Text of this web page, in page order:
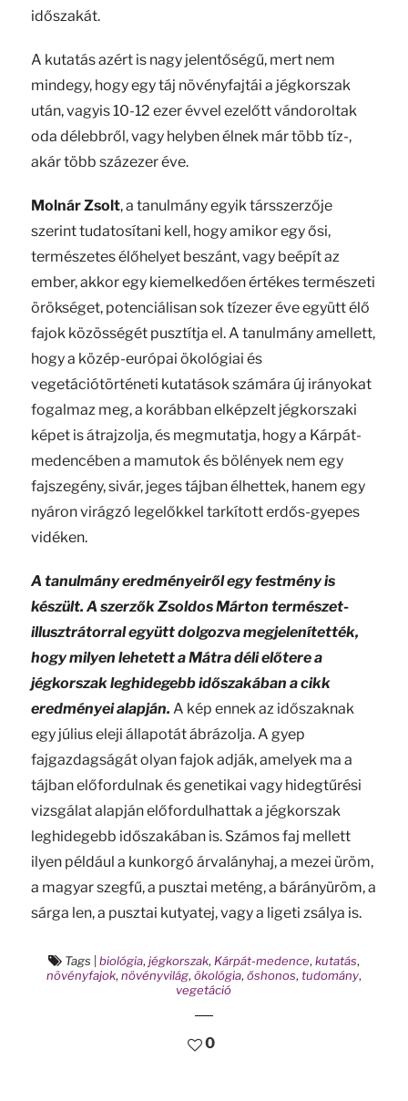
időszakát.
A kutatás azért is nagy jelentőségű, mert nem
mindegy, hogy egy táj növényfajtái a jégkorszak
után, vagyis 10-12 ezer évvel ezelőtt vándoroltak
oda délebbről, vagy helyben élnek már több tíz-,
akár több százezer éve.
Molnár Zsolt, a tanulmány egyik társszerzője
szerint tudatosítani kell, hogy amikor egy ősi,
természetes élőhelyet beszánt, vagy beépít az
ember, akkor egy kiemelkedően értékes természeti
örökséget, potenciálisan sok tízezer éve együtt élő
fajok közösségét pusztítja el. A tanulmány amellett,
hogy a közép-európai ökológiai és
vegetációtörténeti kutatások számára új irányokat
fogalmaz meg, a korábban elképzelt jégkorszaki
képet is átrajzolja, és megmutatja, hogy a Kárpát-
medencében a mamutok és bölények nem egy
fajszegény, sivár, jeges tájban élhettek, hanem egy
nyáron virágzó legelőkkel tarkított erdős-gyepes
vidéken.
A tanulmány eredményeiről egy festmény is
készült. A szerzők Zsoldos Márton természet-
illusztrátorral együtt dolgozva megjelenítették,
hogy milyen lehetett a Mátra déli előtere a
jégkorszak leghidegebb időszakában a cikk
eredményei alapján. A kép ennek az időszaknak
egy július eleji állapotát ábrázolja. A gyep
fajgazdagságát olyan fajok adják, amelyek ma a
tájban előfordulnak és genetikai vagy hidegtűrési
vizsgálat alapján előfordulhattak a jégkorszak
leghidegebb időszakában is. Számos faj mellett
ilyen például a kunkorgó árvalányhaj, a mezei üröm,
a magyar szegfű, a pusztai meténg, a bárányüröm, a
sárga len, a pusztai kutyatej, vagy a ligeti zsálya is.
Tags biológia, jégkorszak, Kárpát-medence, kutatás,
növényfajok, növényvilág, ökológia, őshonos, tudomány,
vegetáció
0